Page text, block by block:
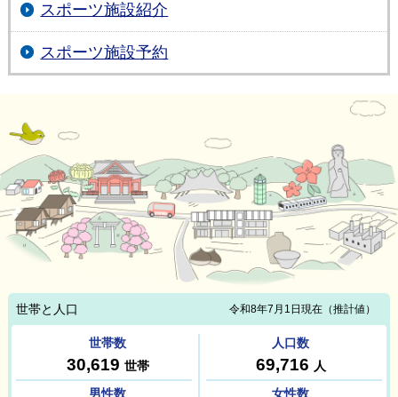
スポーツ施設紹介
スポーツ施設予約